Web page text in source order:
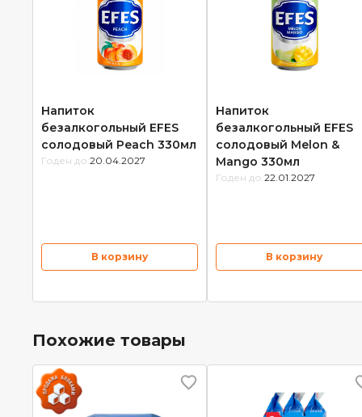
Напиток
безалкогольный EFES
солодовый Peach 330мл
Годен до: 20.04.2027
В корзину
Напиток
безалкогольный EFES
солодовый Melon &
Mango 330мл
Годен до: 22.01.2027
В корзину
Похожие товары